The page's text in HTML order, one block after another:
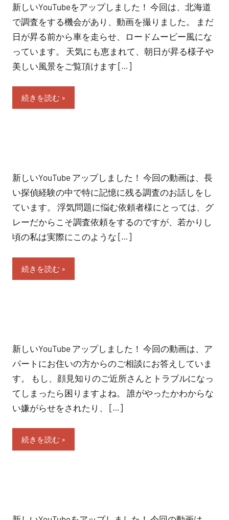
新しいYouTubeをアップしました！ 今回は、北海道
で調査をする機会があり、動画を撮りました。 まだ
日が昇る前から車を走らせ、ロードムービー風にな
っています。 天気にも恵まれて、朝日が昇る様子や
美しい風景をご覧頂けます […]
続きを読む
新しいYouTube アップしました！ 今回の動画は、長
い探偵経験の中で特に記憶に残る調査のお話しをし
ています。 浮気問題に悩む依頼者様にとっては、グ
レーだからこそ調査依頼をするのですが、若かりし
頃の私は実際にこのような […]
続きを読む
新しいYouTube アップしました！ 今回の動画は、ア
パートにお住いの方からのご相談にお答えしていま
す。 もし、顔見知りのご近所さんとトラブルになっ
てしまったら困りますよね。 誰がやったかわからな
い嫌がらせをされたり、 […]
続きを読む